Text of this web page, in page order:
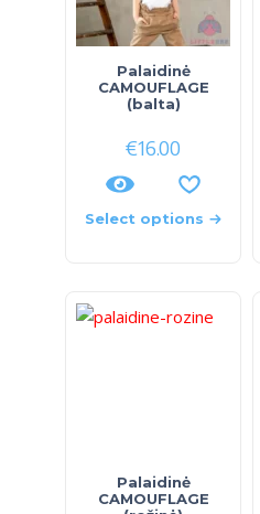
Palaidinė
CAMOUFLAGE
(balta)
€16.00
Select options
Palaidinė
CAMOUFLAGE